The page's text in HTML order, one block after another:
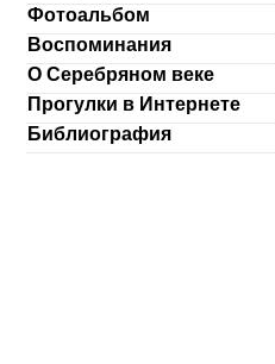
Фотоальбом
Воспоминания
О Серебряном веке
Прогулки в Интернете
Библиография